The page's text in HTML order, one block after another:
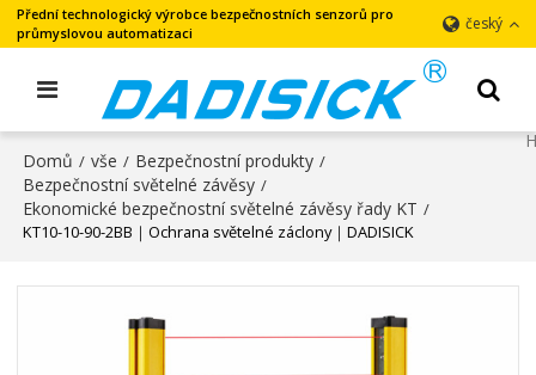
Přední technologický výrobce bezpečnostních senzorů pro
průmyslovou automatizaci
český
Domů / vše / Bezpečnostní produkty /
Bezpečnostní světelné závěsy /
Ekonomické bezpečnostní světelné závěsy řady KT /
KT10-10-90-2BB｜Ochrana světelné záclony｜DADISICK